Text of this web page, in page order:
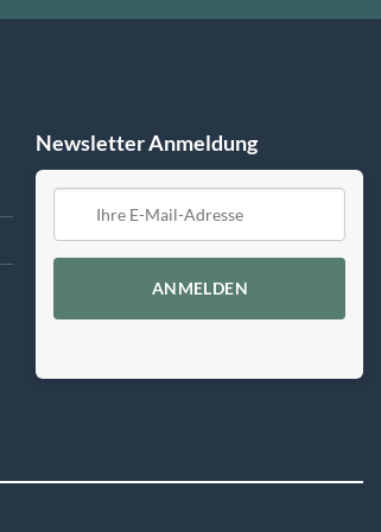
Newsletter Anmeldung
ANMELDEN